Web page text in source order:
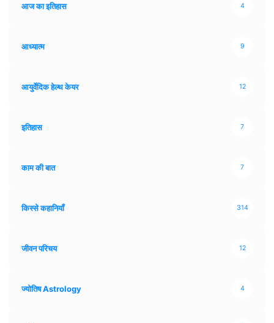
आज का इतिहास 4
आध्यात्म 9
आयुर्वेदिक हेल्थ केयर 12
इतिहास 7
काम की बात 7
किस्से कहानियाँ 314
जीवन परिचय 12
ज्योतिष Astrology 4